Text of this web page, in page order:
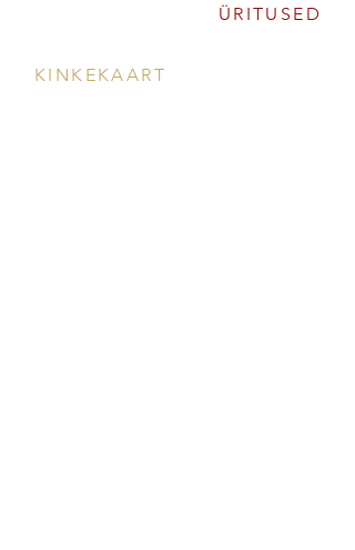
ÜRITUSED
KINKEKAART